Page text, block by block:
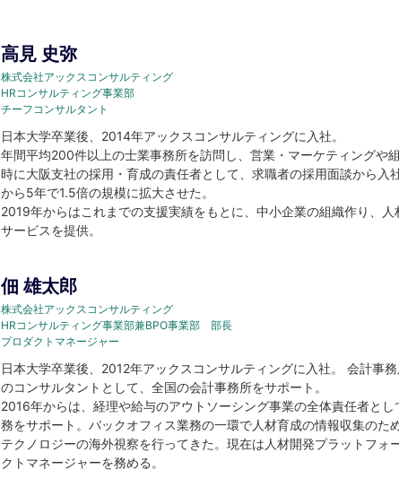
高見 史弥
株式会社アックスコンサルティング
HRコンサルティング事業部
チーフコンサルタント
日本大学卒業後、2014年アックスコンサルティングに入社。
年間平均200件以上の士業事務所を訪問し、営業・マーケティングや
時に大阪支社の採用・育成の責任者として、求職者の採用面談から入
から5年で1.5倍の規模に拡大させた。
2019年からはこれまでの支援実績をもとに、中小企業の組織作り、
サービスを提供。
佃 雄太郎
株式会社アックスコンサルティング
HRコンサルティング事業部兼BPO事業部 部長
プロダクトマネージャー
日本大学卒業後、2012年アックスコンサルティングに入社。 会計事
のコンサルタントとして、全国の会計事務所をサポート。
2016年からは、経理や給与のアウトソーシング事業の全体責任者と
務をサポート。バックオフィス業務の一環で人材育成の情報収集のた
テクノロジーの海外視察を行ってきた。現在は人材開発プラットフォ
クトマネージャーを務める。